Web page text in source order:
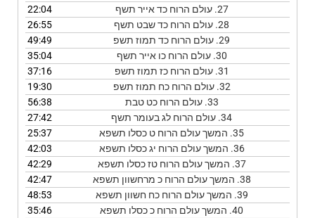
27. עולם הרוח כד אייר תשף
22:04
28. עולם הרוח כד שבט תשף
26:55
29. עולם הרוח כד תמוז תשפ
49:49
30. עולם הרוח כו אייר תשף
35:04
31. עולם הרוח כז תמוז תשפ
37:16
32. עולם הרוח כח תמוז תשפ
19:30
33. עולם הרוח כט טבת
56:38
34. עולם הרוח לג בעומר תשף
27:42
35. המשך עולם הרוח ט כסלו תשפא
25:37
36. המשך עולם הרוח יג כסלו תשפא
42:03
37. המשך עולם הרוח טז כסלו תשפא
42:29
38. המשך עולם הרוח כ מרחשוון תשפא
42:47
39. המשך עולם הרוח כח חשוון תשפא
48:53
40. המשך עולם הרוח כ כסלו תשפא
35:46